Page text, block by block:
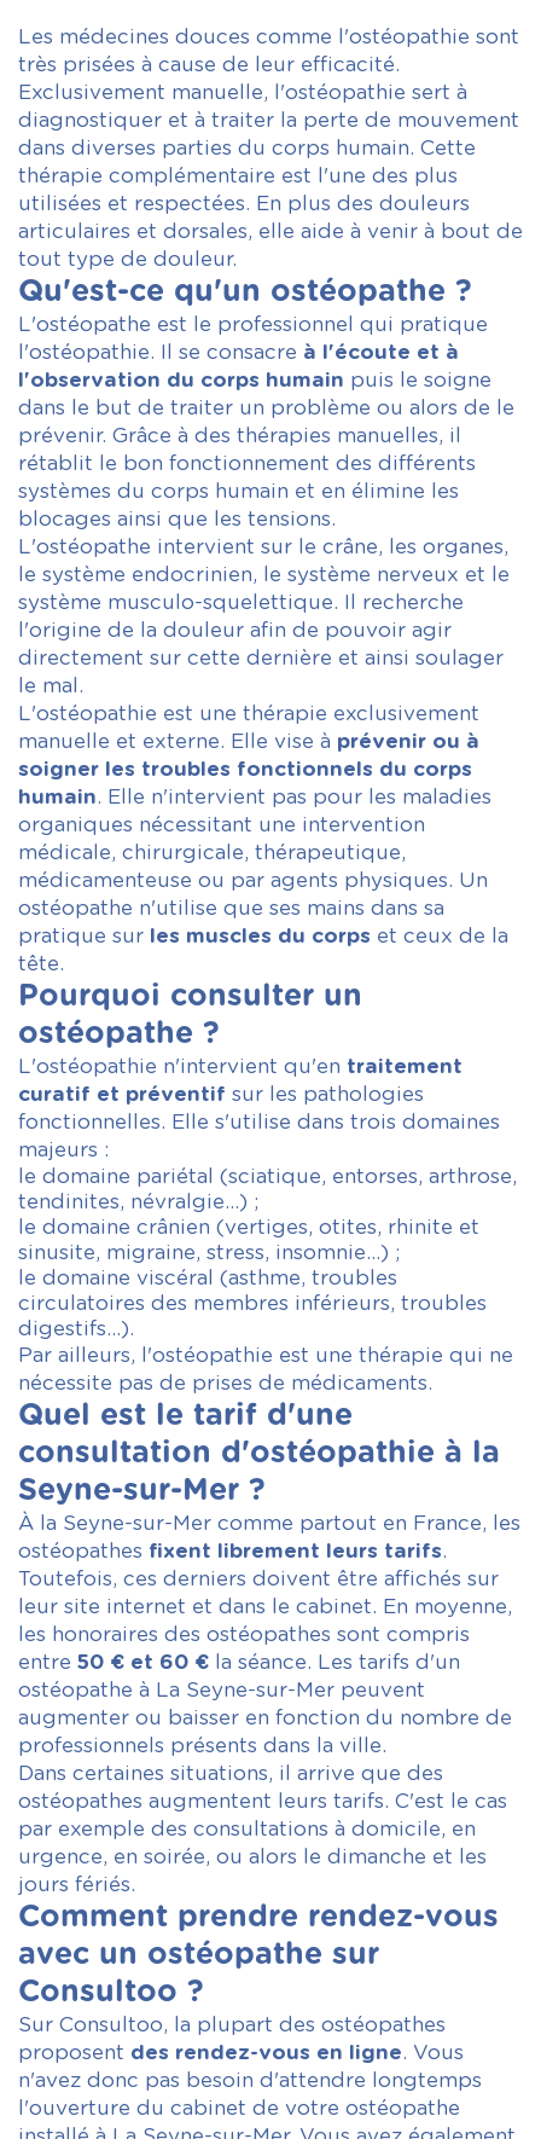
Les médecines douces comme l'ostéopathie sont
très prisées à cause de leur efficacité.
Exclusivement manuelle, l'ostéopathie sert à
diagnostiquer et à traiter la perte de mouvement
dans diverses parties du corps humain. Cette
thérapie complémentaire est l'une des plus
utilisées et respectées. En plus des douleurs
articulaires et dorsales, elle aide à venir à bout de
tout type de douleur.
Qu'est-ce qu'un ostéopathe ?
L'ostéopathe est le professionnel qui pratique
l'ostéopathie. Il se consacre à l'écoute et à
l'observation du corps humain puis le soigne
dans le but de traiter un problème ou alors de le
prévenir. Grâce à des thérapies manuelles, il
rétablit le bon fonctionnement des différents
systèmes du corps humain et en élimine les
blocages ainsi que les tensions.
L'ostéopathe intervient sur le crâne, les organes,
le système endocrinien, le système nerveux et le
système musculo-squelettique. Il recherche
l'origine de la douleur afin de pouvoir agir
directement sur cette dernière et ainsi soulager
le mal.
L'ostéopathie est une thérapie exclusivement
manuelle et externe. Elle vise à prévenir ou à
soigner les troubles fonctionnels du corps
humain. Elle n'intervient pas pour les maladies
organiques nécessitant une intervention
médicale, chirurgicale, thérapeutique,
médicamenteuse ou par agents physiques. Un
ostéopathe n'utilise que ses mains dans sa
pratique sur les muscles du corps et ceux de la
tête.
Pourquoi consulter un
ostéopathe ?
L'ostéopathie n'intervient qu'en traitement
curatif et préventif sur les pathologies
fonctionnelles. Elle s'utilise dans trois domaines
majeurs :
le domaine pariétal (sciatique, entorses, arthrose,
tendinites, névralgie…) ;
le domaine crânien (vertiges, otites, rhinite et
sinusite, migraine, stress, insomnie…) ;
le domaine viscéral (asthme, troubles
circulatoires des membres inférieurs, troubles
digestifs…).
Par ailleurs, l'ostéopathie est une thérapie qui ne
nécessite pas de prises de médicaments.
Quel est le tarif d'une
consultation d'ostéopathie à la
Seyne-sur-Mer ?
À la Seyne-sur-Mer comme partout en France, les
ostéopathes fixent librement leurs tarifs.
Toutefois, ces derniers doivent être affichés sur
leur site internet et dans le cabinet. En moyenne,
les honoraires des ostéopathes sont compris
entre 50 € et 60 € la séance. Les tarifs d'un
ostéopathe à La Seyne-sur-Mer peuvent
augmenter ou baisser en fonction du nombre de
professionnels présents dans la ville.
Dans certaines situations, il arrive que des
ostéopathes augmentent leurs tarifs. C'est le cas
par exemple des consultations à domicile, en
urgence, en soirée, ou alors le dimanche et les
jours fériés.
Comment prendre rendez-vous
avec un ostéopathe sur
Consultoo ?
Sur Consultoo, la plupart des ostéopathes
proposent des rendez-vous en ligne. Vous
n'avez donc pas besoin d'attendre longtemps
l'ouverture du cabinet de votre ostéopathe